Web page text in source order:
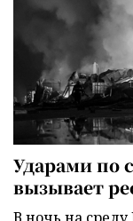
Ударами по
вызывает